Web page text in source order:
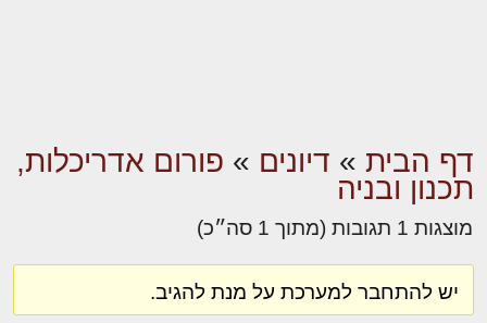
דף הבית » דיונים » פורום אדריכלות,
תכנון ובניה
מוצגות 1 תגובות (מתוך 1 סה״כ)
יש להתחבר למערכת על מנת להגיב.